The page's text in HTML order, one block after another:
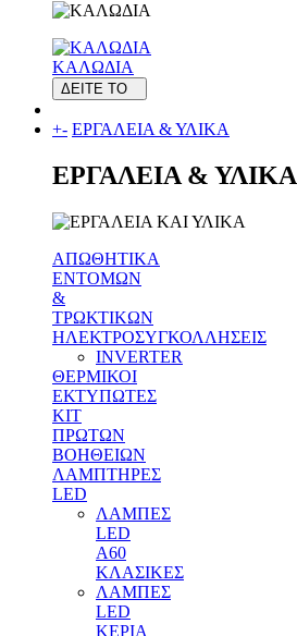
ΚΑΛΩΔΙΑ
ΔΕΙΤΕ ΤΟ
+- ΕΡΓΑΛΕΙΑ & ΥΛΙΚΑ
ΕΡΓΑΛΕΙΑ & ΥΛΙΚΑ
ΑΠΩΘΗΤΙΚΑ
ΕΝΤΟΜΩΝ
&
ΤΡΩΚΤΙΚΩΝ
ΗΛΕΚΤΡΟΣΥΓΚΟΛΛΗΣΕΙΣ
INVERTER
ΘΕΡΜΙΚΟΙ
ΕΚΤΥΠΩΤΕΣ
ΚΙΤ
ΠΡΩΤΩΝ
ΒΟΗΘΕΙΩΝ
ΛΑΜΠΤΗΡΕΣ
LED
ΛΑΜΠΕΣ
LED
Α60
ΚΛΑΣΙΚΕΣ
ΛΑΜΠΕΣ
LED
ΚΕΡΙΑ